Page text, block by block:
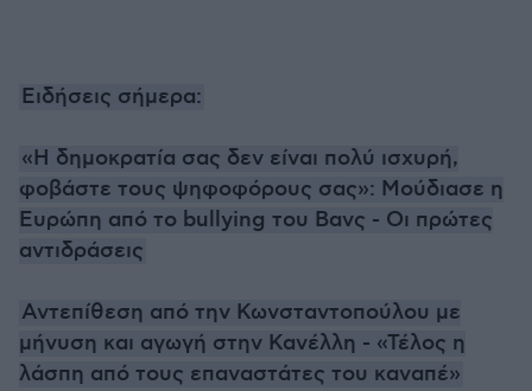
Ειδήσεις σήμερα:
«Η δημοκρατία σας δεν είναι πολύ ισχυρή,
φοβάστε τους ψηφοφόρους σας»: Μούδιασε η
Ευρώπη από το bullying του Βανς - Οι πρώτες
αντιδράσεις
Αντεπίθεση από την Κωνσταντοπούλου με
μήνυση και αγωγή στην Κανέλλη - «Τέλος η
λάσπη από τους επαναστάτες του καναπέ»